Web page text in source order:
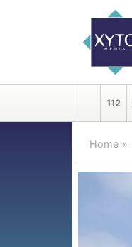
112
Home